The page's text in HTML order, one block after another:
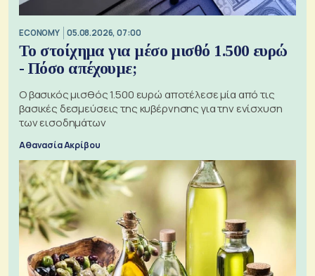
ECONOMY 05.08.2026, 07:00
Το στοίχημα για μέσο μισθό 1.500 ευρώ
- Πόσο απέχουμε;
Ο βασικός μισθός 1.500 ευρώ αποτέλεσε μία από τις
βασικές δεσμεύσεις της κυβέρνησης για την ενίσχυση
των εισοδημάτων
Αθανασία Ακρίβου